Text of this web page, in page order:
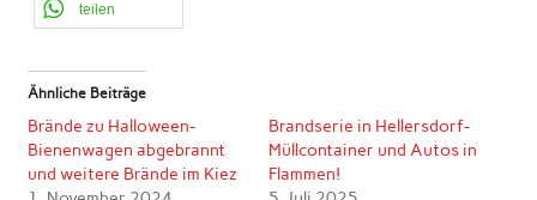
teilen
Ähnliche Beiträge
Brände zu Halloween-
Bienenwagen abgebrannt
und weitere Brände im Kiez
Brandserie in Hellersdorf-
Müllcontainer und Autos in
Flammen!